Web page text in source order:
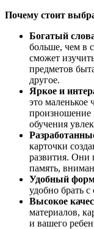
Почему стоит
Богатый
больше, чем в
сможет
предметов
другое.
Яркое и
это маленькое
произношение
обучения
карточки
развития. Они
память,
Удобный
удобно брать
Высокое
материалов,
и вашего